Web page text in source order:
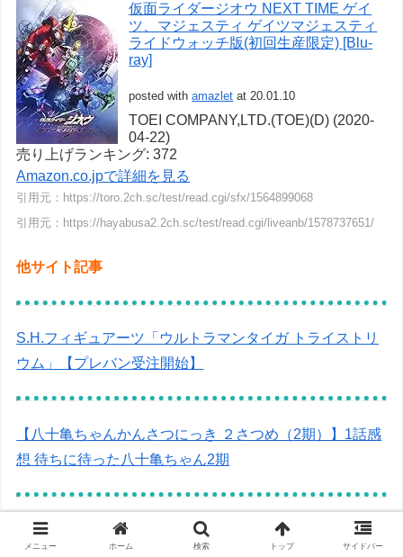
仮面ライダージオウ NEXT TIME ゲイ
ツ、マジェスティ ゲイツマジェスティ
ライドウォッチ版(初回生産限定) [Blu-
ray]
posted withamazlet at 20.01.10
TOEI COMPANY,LTD.(TOE)(D) (2020-
04-22)
売り上げランキング: 372
Amazon.co.jpで詳細を見る
引用元：https://toro.2ch.sc/test/read.cgi/sfx/1564899068
引用元：https://hayabusa2.2ch.sc/test/read.cgi/liveanb/1578737651/
他サイト記事
S.H.フィギュアーツ「ウルトラマンタイガ トライストリ
ウム」【プレバン受注開始】
【八十亀ちゃんかんさつにっき ２さつめ（2期）】1話感
想 待ちに待った八十亀ちゃん2期
『プランダラ』1話感想 少女と剣士が織りなすヒロイッ
メニュー ホーム 検索 トップ サイドバー